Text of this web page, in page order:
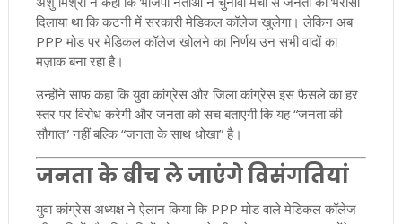
दिलाया था कि कटनी में सरकारी मेडिकल कॉलेज खुलेगा। लेकिन अब
PPP मोड पर मेडिकल कॉलेज खोलने का निर्णय उन सभी वादों का
मज़ाक बना रहा है।
उन्होंने साफ कहा कि युवा कांग्रेस और जिला कांग्रेस इस फैसले का हर
स्तर पर विरोध करेगी और जनता को सच बताएगी कि यह “जनता की
सौगात” नहीं बल्कि “जनता के साथ धोखा” है।
जनता के बीच ले जाएंगे विसंगतियां
युवा कांग्रेस अध्यक्ष ने ऐलान किया कि PPP मोड वाले मेडिकल कॉलेज